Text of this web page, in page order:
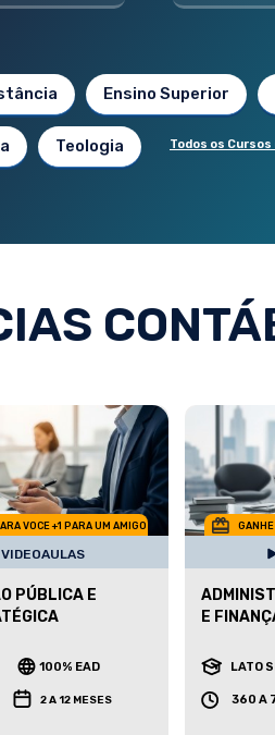
Ensino Superior
Teologia Todos os Cursos
VOCE +1 PARA UM AMIGO
VIDEOAULAS
PÚBLICA E
100% EAD
2 A 12 MESES
E
LATO
360 A